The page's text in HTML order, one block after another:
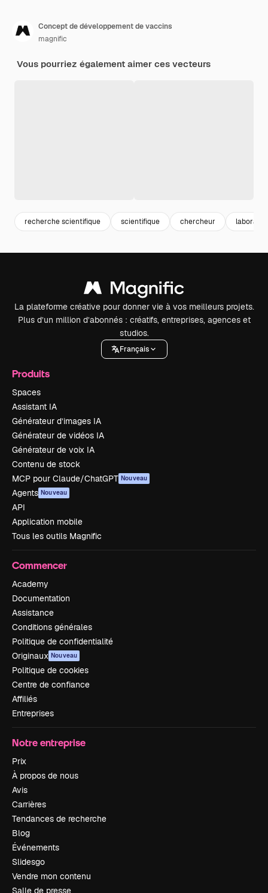
Concept de développement de vaccins
magnific
Vous pourriez également aimer ces vecteurs
recherche scientifique scientifique chercheur
La plateforme créative pour donner vie à vos meilleurs projets.
Plus d’un million d’abonnés : créatifs, entreprises, agences et
studios.
Français
Produits
Spaces
Assistant IA
Générateur d’images IA
Générateur de vidéos IA
Générateur de voix IA
Contenu de stock
MCP pour Claude/ChatGPT Nouveau
Agents Nouveau
API
Application mobile
Tous les outils Magnific
Commencer
Academy
Documentation
Assistance
Conditions générales
Politique de confidentialité
Originaux Nouveau
Politique de cookies
Centre de confiance
Affiliés
Entreprises
Notre entreprise
Prix
À propos de nous
Avis
Carrières
Tendances de recherche
Blog
Événements
Slidesgo
Vendre mon contenu
Salle de presse